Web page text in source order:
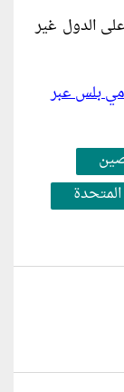
الدول غير
بلس عبر